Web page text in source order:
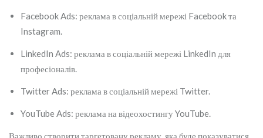
Facebook Ads: реклама в соціальній мережі Facebook та
Instagram.
LinkedIn Ads: реклама в соціальній мережі LinkedIn для
професіоналів.
Twitter Ads: реклама в соціальній мережі Twitter.
YouTube Ads: реклама на відеохостингу YouTube.
Важливо створити таргетовану рекламу, яка буде показуватися